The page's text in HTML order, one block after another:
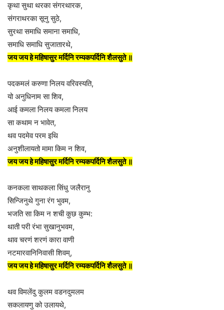
कृथा सुथा थरका संगरथारक,
संगराथरका सूनु सुठे,
सुरथा समाधि समाना समाधि,
समाधि समाधि सुजातारथे,
जय जय हे महिषासुर मर्दिनि रम्यकपर्दिनि शैलसुते ॥
पदकमलं करुणा निलय वरिवस्यति,
यो अनुधिनाम सा शिव,
आई कमला निलय कमला निलय
सा कथाम न भावेत,
थव पदमेव परम इथि
अनुशीलायतो मामा किम न शिव,
जय जय हे महिषासुर मर्दिनि रम्यकपर्दिनि शैलसुते ॥
कनकला साथकला सिंधु जलैरानु
सिन्जिनुथे गुना रंग भुवम,
भजति सा किम न शची कुछ कुम्भ:
थाती परी रंभा सुखानुभवम,
थाव चरणं शरणं कारा वाणी
नटमारवानिनिवासी शिवम्,
जय जय हे महिषासुर मर्दिनि रम्यकपर्दिनि शैलसुते ॥
थव विमलेंदु कुलम वडनदुमलम
सकलायणु को उलायथे,